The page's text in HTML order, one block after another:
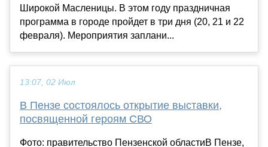
Широкой Масленицы. В этом году праздничная
программа в городе пройдет в три дня (20, 21 и 22
февраля). Мероприятия заплани...
13:07, 02 Июл
В Пензе состоялось открытие выставки,
посвященной героям СВО
Фото: правительство Пензенской областиВ Пензе,